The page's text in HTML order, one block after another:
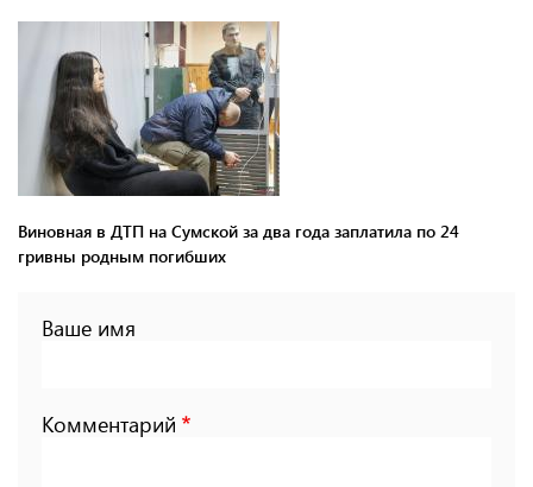
Виновная в ДТП на Сумской за два года заплатила по 24
гривны родным погибших
Ваше имя
Комментарий